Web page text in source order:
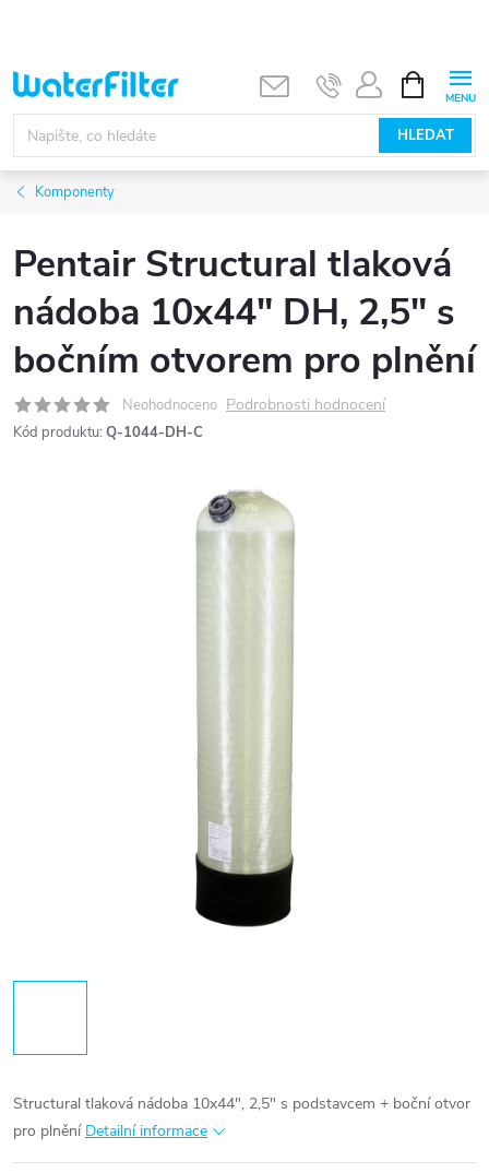
obsah
HLEDAT
NÁKUPNÍ
KOŠÍK
Komponenty
Pentair Structural tlaková
nádoba 10x44" DH, 2,5" s
bočním otvorem pro plnění
Neohodnoceno Podrobnosti hodnocení
Kód produktu: Q-1044-DH-C
Structural tlaková nádoba 10x44", 2,5" s podstavcem + boční otvor
pro plnění Detailní informace